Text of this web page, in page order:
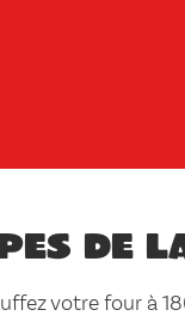
de
votre four à